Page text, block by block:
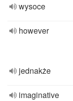
wysoce
however
jednakże
imaginative